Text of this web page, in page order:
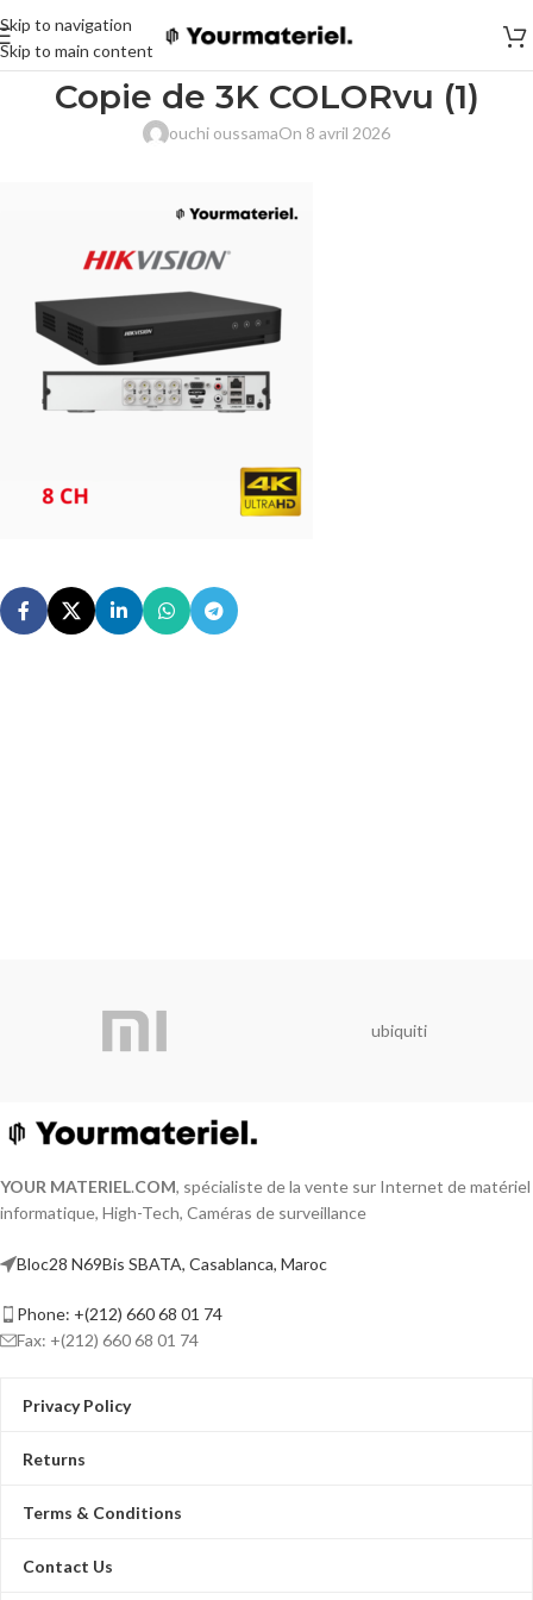
Skip to navigation
Skip to main content
Copie de 3K COLORvu (1)
ouchi oussamaOn 8 avril 2026
ubiquiti
YOUR MATERIEL.COM, spécialiste de la vente sur Internet de matériel
informatique, High-Tech, Caméras de surveillance
Bloc28 N69Bis SBATA, Casablanca, Maroc
Phone: +(212) 660 68 01 74
Fax: +(212) 660 68 01 74
Privacy Policy
Returns
Terms & Conditions
Contact Us